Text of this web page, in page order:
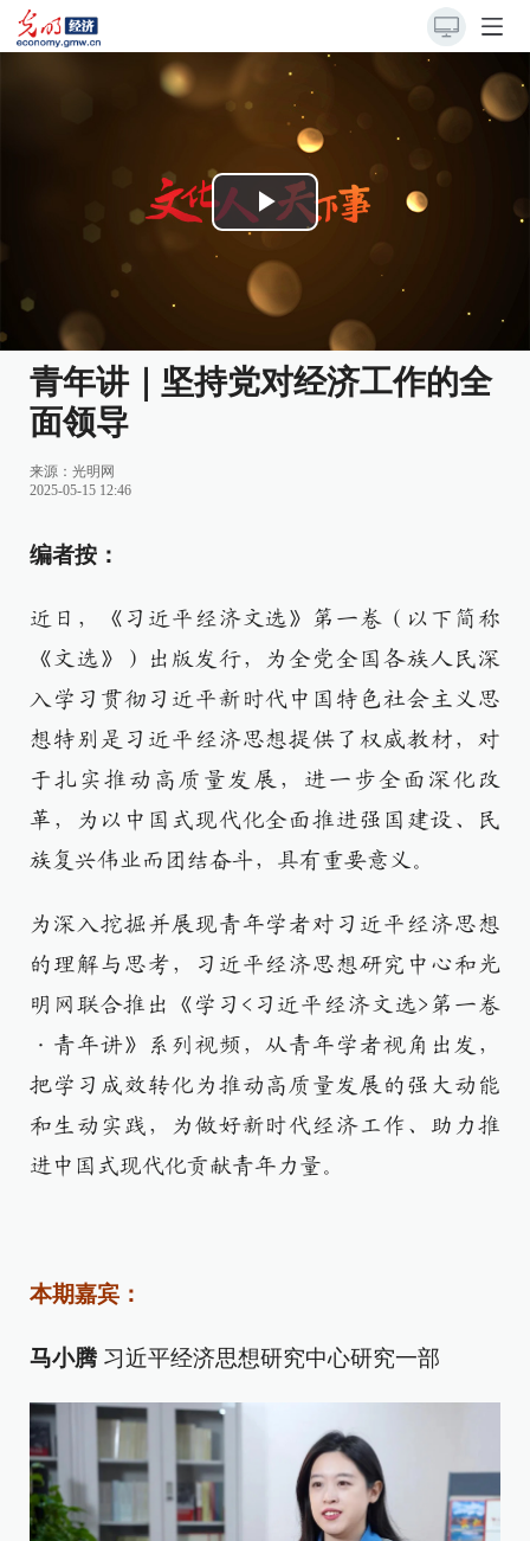
Play
Video
青年讲｜坚持党对经济工作的全
面领导
来源： 光明网
2025-05-15 12:46
编者按：
近日，《习近平经济文选》第一卷（以下简称
《文选》）出版发行，为全党全国各族人民深
入学习贯彻习近平新时代中国特色社会主义思
想特别是习近平经济思想提供了权威教材，对
于扎实推动高质量发展，进一步全面深化改
革，为以中国式现代化全面推进强国建设、民
族复兴伟业而团结奋斗，具有重要意义。
为深入挖掘并展现青年学者对习近平经济思想
的理解与思考，习近平经济思想研究中心和光
明网联合推出《学习<习近平经济文选>第一卷
·青年讲》系列视频，从青年学者视角出发，
把学习成效转化为推动高质量发展的强大动能
和生动实践，为做好新时代经济工作、助力推
进中国式现代化贡献青年力量。
本期嘉宾：
马小腾 习近平经济思想研究中心研究一部